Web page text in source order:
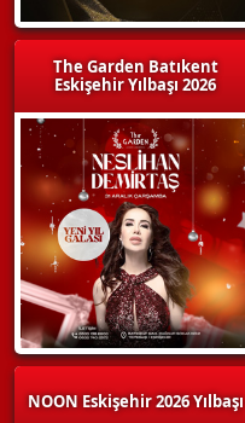
The Garden Batıkent
Eskişehir Yılbaşı 2026
NOON Eskişehir 2026 Yılbaşı